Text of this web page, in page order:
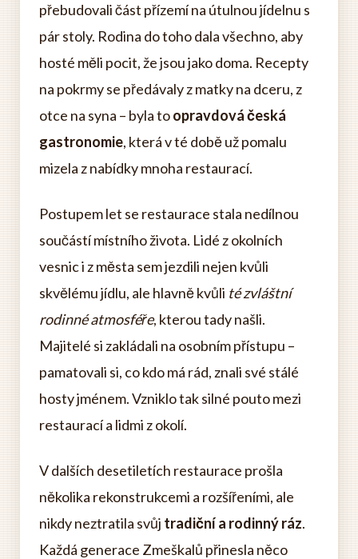
přebudovali část přízemí na útulnou jídelnu s
pár stoly. Rodina do toho dala všechno, aby
hosté měli pocit, že jsou jako doma. Recepty
na pokrmy se předávaly z matky na dceru, z
otce na syna – byla toopravdová česká
gastronomie, která v té době už pomalu
mizela z nabídky mnoha restaurací.
Postupem let se restaurace stala nedílnou
součástí místního života. Lidé z okolních
vesnic i z města sem jezdili nejen kvůli
skvělému jídlu, ale hlavně kvůli té zvláštní
rodinné atmosféře, kterou tady našli.
Majitelé si zakládali na osobním přístupu –
pamatovali si, co kdo má rád, znali své stálé
hosty jménem. Vzniklo tak silné pouto mezi
restaurací a lidmi z okolí.
V dalších desetiletích restaurace prošla
několika rekonstrukcemi a rozšířeními, ale
nikdy neztratila svůj tradiční a rodinný ráz.
Každá generace Zmeškalů přinesla něco